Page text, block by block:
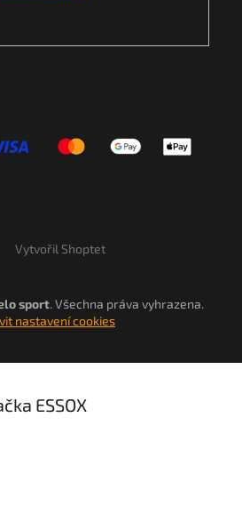
Vytvořil Shoptet
sport. Všechna práva vyhrazena.
nastavení cookies
ESSOX